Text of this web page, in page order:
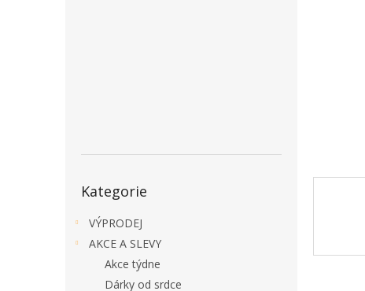
kategorie
Kategorie
VÝPRODEJ
AKCE A SLEVY
Akce týdne
Dárky od srdce